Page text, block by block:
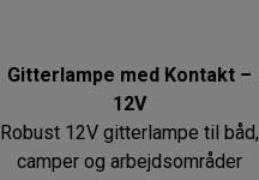
Gitterlampe med Kontakt –
12V
Robust 12V gitterlampe til båd,
camper og arbejdsområder